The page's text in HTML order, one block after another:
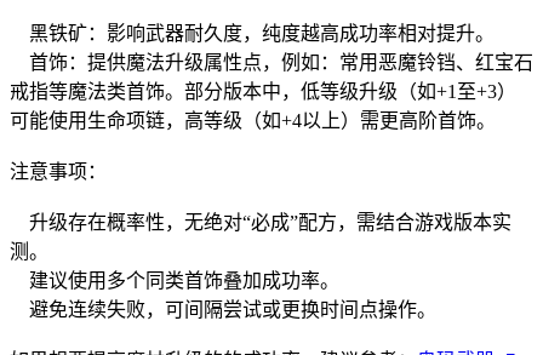
黑铁矿：影响武器耐久度，纯度越高成功率相对提升。
首饰：提供魔法升级属性点，例如：常用恶魔铃铛、红宝石
戒指等魔法类首饰。部分版本中，低等级升级（如+1至+3）
可能使用生命项链，高等级（如+4以上）需更高阶首饰。
注意事项：
升级存在概率性，无绝对“必成”配方，需结合游戏版本实
测。
建议使用多个同类首饰叠加成功率。
避免连续失败，可间隔尝试或更换时间点操作。